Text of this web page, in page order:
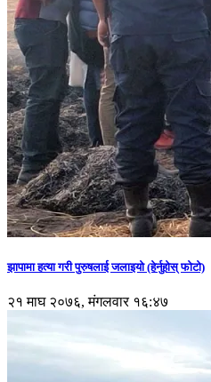
झापामा हत्या गरी पुरुषलाई जलाइयो (हेर्नुहाेस् फाेटाे)
२१ माघ २०७६, मंगलवार १६:४७